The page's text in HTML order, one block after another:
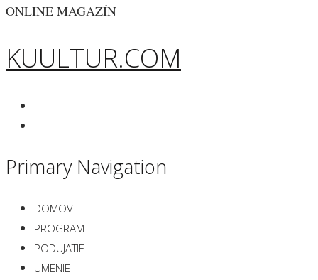
ONLINE MAGAZÍN
KUULTUR.COM
Primary Navigation
DOMOV
PROGRAM
PODUJATIE
UMENIE